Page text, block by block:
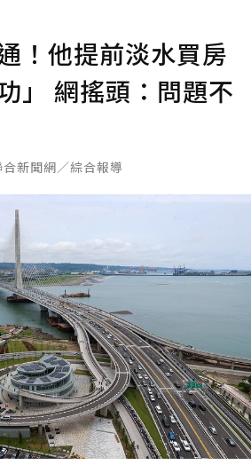
！他提前淡水買房
」 網搖頭：問題不
合新聞網／綜合報導